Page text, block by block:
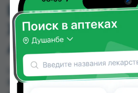
LV ДЕЗ-
ЖЕНШИН
АЛОЭ БАМБУК
LV ДЕЗ-СПРЕЙ ДЛЯ ЖЕНШИН
БАМБУК 150 можно купить или